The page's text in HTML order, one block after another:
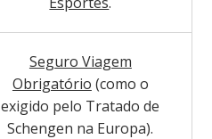
Seguro Viagem
Obrigatório (como o
exigido pelo Tratado de
Schengen na Europa).